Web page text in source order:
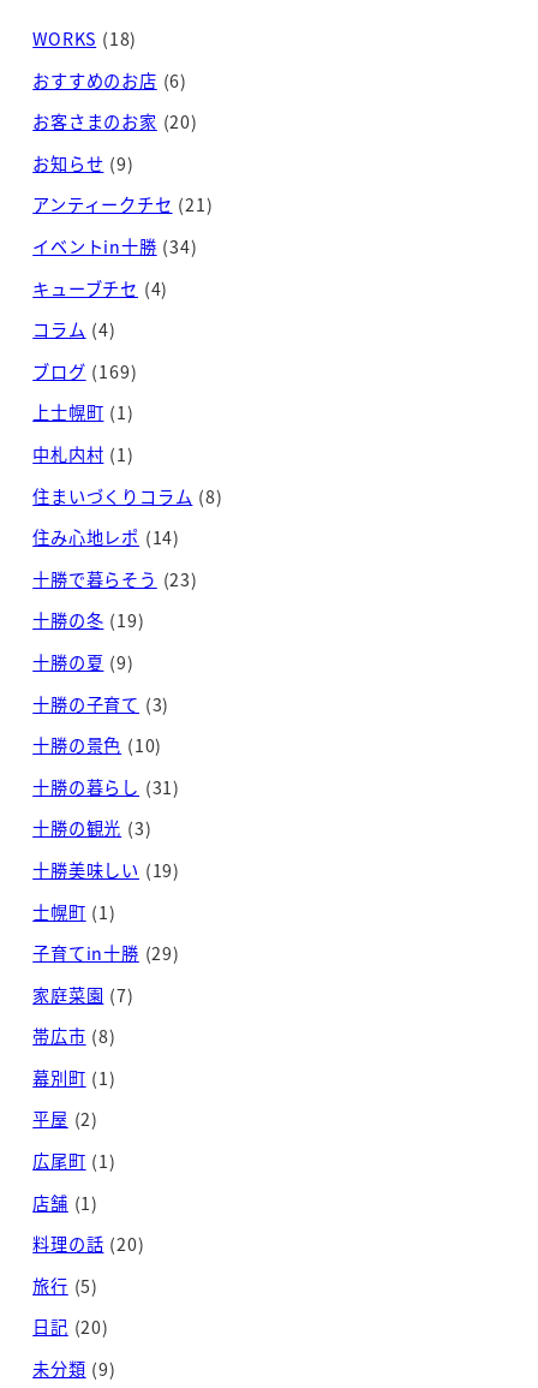
WORKS (18)
おすすめのお店 (6)
お客さまのお家 (20)
お知らせ (9)
アンティークチセ (21)
イベントin十勝 (34)
キューブチセ (4)
コラム (4)
ブログ (169)
上士幌町 (1)
中札内村 (1)
住まいづくりコラム (8)
住み心地レポ (14)
十勝で暮らそう (23)
十勝の冬 (19)
十勝の夏 (9)
十勝の子育て (3)
十勝の景色 (10)
十勝の暮らし (31)
十勝の観光 (3)
十勝美味しい (19)
士幌町 (1)
子育てin十勝 (29)
家庭菜園 (7)
帯広市 (8)
幕別町 (1)
平屋 (2)
広尾町 (1)
店舗 (1)
料理の話 (20)
旅行 (5)
日記 (20)
未分類 (9)